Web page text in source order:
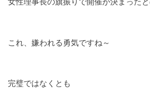
これ、嫌われる勇気ですね～
完璧ではなくとも